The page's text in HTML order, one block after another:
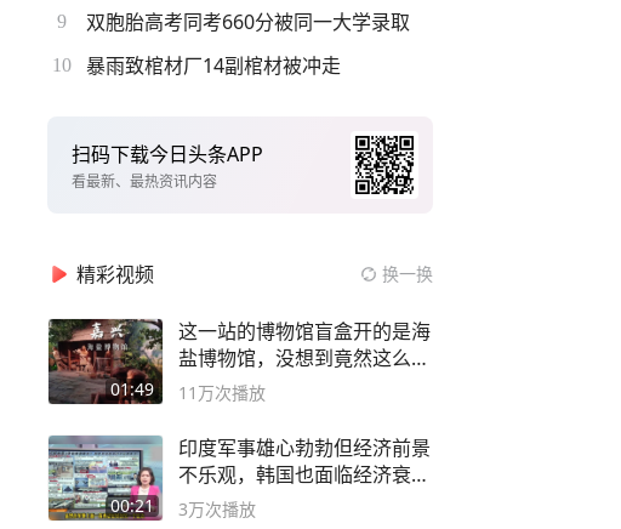
9 双胞胎高考同考660分被同一大学录取
10 暴雨致棺材厂14副棺材被冲走
扫码下载今日头条APP
看最新、最热资讯内容
精彩视频 换一换
01:49
这一站的博物馆盲盒开的是海
盐博物馆，没想到竟然这么好
逛！
11万次播放
00:21
印度军事雄心勃勃但经济前景
不乐观，韩国也面临经济衰退
风险
3万次播放